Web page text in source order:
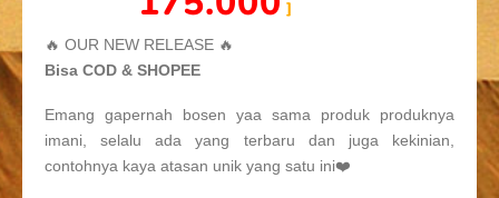
🔥 OUR NEW RELEASE 🔥
Bisa COD & SHOPEE
Emang gapernah bosen yaa sama produk produknya
imani, selalu ada yang terbaru dan juga kekinian,
contohnya kaya atasan unik yang satu ini❤️